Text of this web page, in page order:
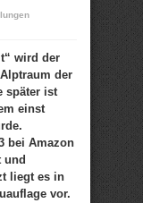
wird der
der
später ist
einst
bei Amazon
und
liegt es in
vor.